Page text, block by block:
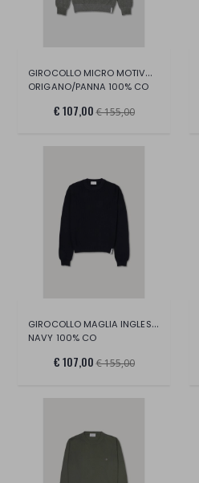
GIROCOLLO MICRO MOTIVO VANISE' COTONE
ORIGANO/PANNA 100% CO
€ 107,00 € 155,00
GIROCOLLO MAGLIA INGLESE, COTONE
NAVY 100% CO
€ 107,00 € 155,00